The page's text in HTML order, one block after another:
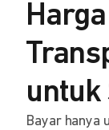
untuk
Bayar hanya